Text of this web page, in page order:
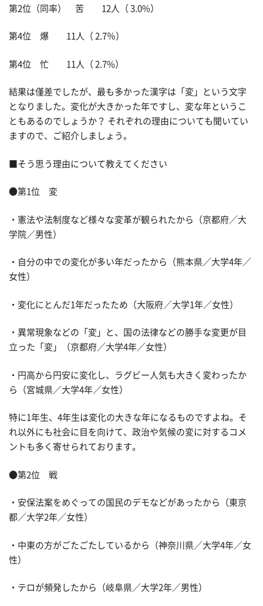
第2位（同率） 苦 12人（ 3.0%）
第4位 爆 11人（ 2.7％）
第4位 忙 11人（ 2.7%）
結果は僅差でしたが、最も多かった漢字は「変」という文字
となりました。変化が大きかった年ですし、変な年というこ
ともあるのでしょうか？ それぞれの理由についても聞いてい
ますので、ご紹介しましょう。
■そう思う理由について教えてください
●第1位 変
・憲法や法制度など様々な変革が観られたから（京都府／大
学院／男性）
・自分の中での変化が多い年だったから（熊本県／大学4年／
女性）
・変化にとんだ1年だったため（大阪府／大学1年／女性）
・異常現象などの「変」と、国の法律などの勝手な変更が目
立った「変」（京都府／大学4年／女性）
・円高から円安に変化し、ラグビー人気も大きく変わったか
ら（宮城県／大学4年／女性）
特に1年生、4年生は変化の大きな年になるものですよね。そ
れ以外にも社会に目を向けて、政治や気候の変に対するコメ
ントも多く寄せられております。
●第2位 戦
・安保法案をめぐっての国民のデモなどがあったから（東京
都／大学2年／女性）
・中東の方がごたごたしているから（神奈川県／大学4年／女
性）
・テロが頻発したから（岐阜県／大学2年／男性）